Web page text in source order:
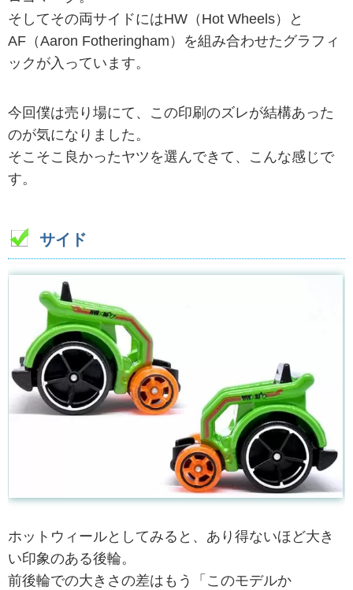
そしてその両サイドにはHW（Hot Wheels）と
AF（Aaron Fotheringham）を組み合わせたグラフィ
ックが入っています。
今回僕は売り場にて、この印刷のズレが結構あった
のが気になりました。
そこそこ良かったヤツを選んできて、こんな感じで
す。
サイド
ホットウィールとしてみると、あり得ないほど大き
い印象のある後輪。
前後輪での大きさの差はもう「このモデルか